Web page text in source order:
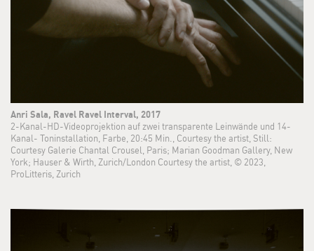
Anri Sala, Ravel Ravel Interval, 2017
2-Kanal-HD-Videoprojektion auf zwei transparente Leinwände und 14-
Kanal- Toninstallation, Farbe, 20:45 Min., Courtesy the artist, Still:
Courtesy Galerie Chantal Crousel, Paris; Marian Goodman Gallery, New
York; Hauser & Wirth, Zurich/London Courtesy the artist, © 2023,
ProLitteris, Zurich